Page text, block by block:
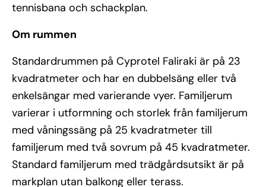
tennisbana och schackplan.
Om rummen
Standardrummen på Cyprotel Faliraki är på 23
kvadratmeter och har en dubbelsäng eller två
enkelsängar med varierande vyer. Familjerum
varierar i utformning och storlek från familjerum
med våningssäng på 25 kvadratmeter till
familjerum med två sovrum på 45 kvadratmeter.
Standard familjerum med trädgårdsutsikt är på
markplan utan balkong eller terass.